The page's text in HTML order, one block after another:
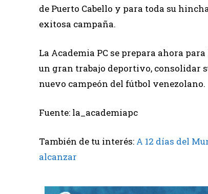
de Puerto Cabello y para toda su
exitosa campaña.
La Academia PC se prepara ahora
un gran trabajo deportivo, consolidar
nuevo campeón del fútbol venezolano.
Fuente: la_academiapc
También de tu interés: A 12 días del
alcanzar